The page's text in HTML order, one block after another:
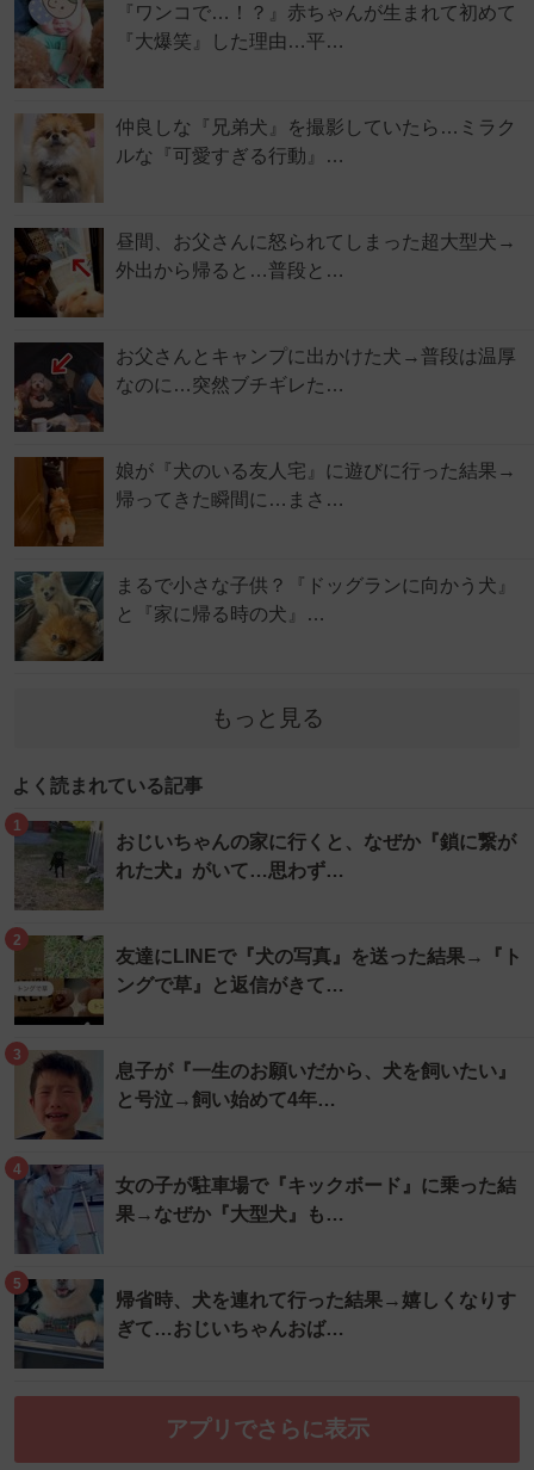
『ワンコで…！？』赤ちゃんが生まれて初めて
『大爆笑』した理由…平…
仲良しな『兄弟犬』を撮影していたら…ミラク
ルな『可愛すぎる行動』…
昼間、お父さんに怒られてしまった超大型犬→
外出から帰ると…普段と…
お父さんとキャンプに出かけた犬→普段は温厚
なのに…突然ブチギレた…
娘が『犬のいる友人宅』に遊びに行った結果→
帰ってきた瞬間に…まさ…
まるで小さな子供？『ドッグランに向かう犬』
と『家に帰る時の犬』…
もっと見る
よく読まれている記事
1
おじいちゃんの家に行くと、なぜか『鎖に繋が
れた犬』がいて…思わず…
2
友達にLINEで『犬の写真』を送った結果→『ト
ングで草』と返信がきて…
3
息子が『一生のお願いだから、犬を飼いたい』
と号泣→飼い始めて4年…
4
女の子が駐車場で『キックボード』に乗った結
果→なぜか『大型犬』も…
5
帰省時、犬を連れて行った結果→嬉しくなりす
ぎて…おじいちゃんおば…
アプリでさらに表示